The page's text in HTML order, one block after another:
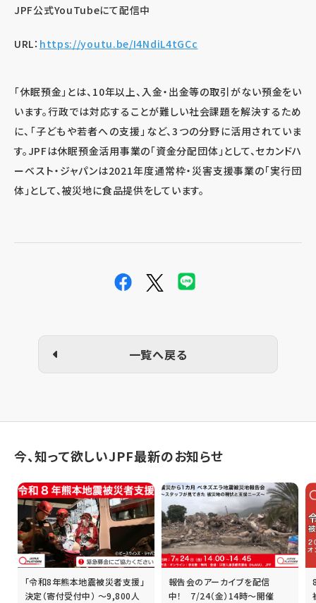
JPF公式YouTubeにて配信中
URL： https://youtu.be/I4NdiL4tGCc
「休眠預金」とは、10年以上、入金・出金等の取引がない預金をい
います。行政では対応することが難しい社会課題を解決するため
に、「子どもや若者への支援」など、3つの分野に活用されていま
す。JPFは休眠預金活用事業の「資金分配団体」として、セカンドハ
ーベスト・ジャパンは2021年度通常枠・災害支援事業の「実行団
体」として、被災地に食品提供をしています。
一覧へ戻る
今、知って欲しいJPF最新のお知らせ
「令和8年熊本地震被災者支援」
決定（寄付受付中） ～9,800人
報告会のアーカイブを配信
中！ 7/24（金）14時～開催